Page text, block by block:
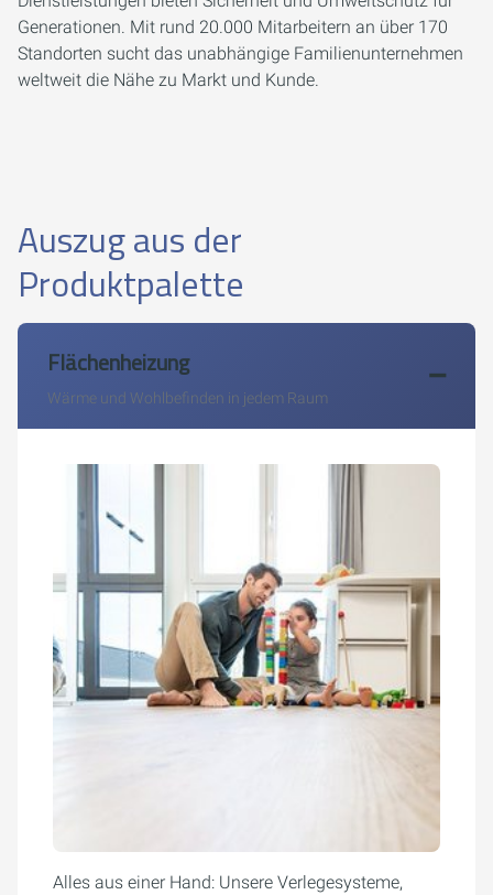
Generationen. Mit rund 20.000 Mitarbeitern an über 170
Standorten sucht das unabhängige Familienunternehmen
weltweit die Nähe zu Markt und Kunde.
Auszug aus der
Produktpalette
Flächenheizung
Wärme und Wohlbefinden in jedem Raum
Alles aus einer Hand: Unsere Verlegesysteme,